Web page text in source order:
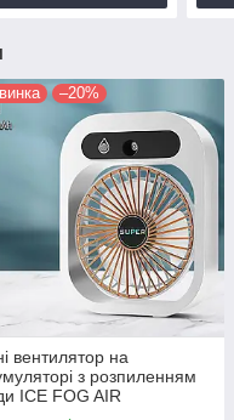
–20%
вентилятор на
з розпиленням
ICE FOG AIR
FAN Білий,